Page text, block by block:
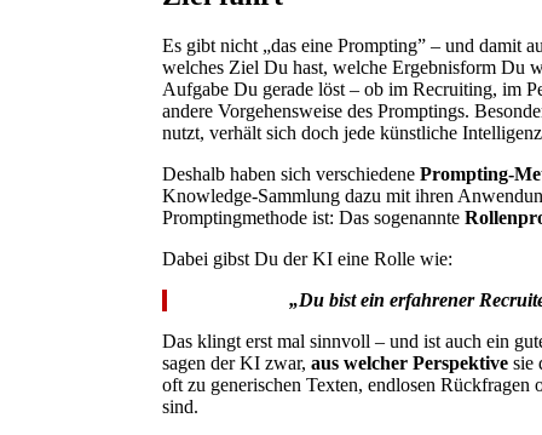
Es gibt nicht „das eine Prompting” – und damit
welches Ziel Du hast, welche Ergebnisform Du
Aufgabe Du gerade löst – ob im Recruiting, im
andere Vorgehensweise des Promptings.
nutzt, verhält sich doch jede künstliche
Deshalb haben sich verschiedene Prompting-
Knowledge-Sammlung dazu mit ihren
Promptingmethode ist: Das sogenannte
Dabei gibst Du der KI eine Rolle wie:
„Du bist ein erfahrener
Das klingt erst mal sinnvoll – und ist auch ein
sagen der KI zwar, aus welcher Perspektive sie
oft zu generischen Texten, endlosen Rückfragen
sind.